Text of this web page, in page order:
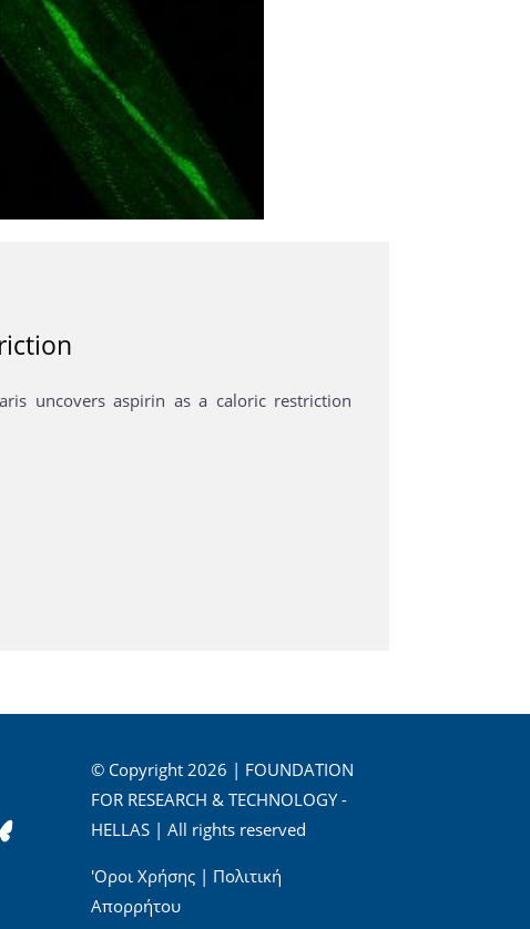
uncovers aspirin as a caloric restriction
© Copyright 2026 | FOUNDATION
FOR RESEARCH & TECHNOLOGY -
HELLAS | All rights reserved
'Οροι Χρήσης| Πολιτική
Απορρήτου